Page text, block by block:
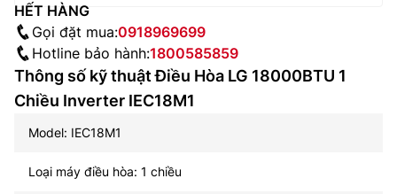
HẾT HÀNG
Gọi đặt mua:0918969699
Hotline bảo hành:1800585859
Thông số kỹ thuật Điều Hòa LG 18000BTU 1
Chiều Inverter IEC18M1
Model: IEC18M1
Loại máy điều hòa: 1 chiều